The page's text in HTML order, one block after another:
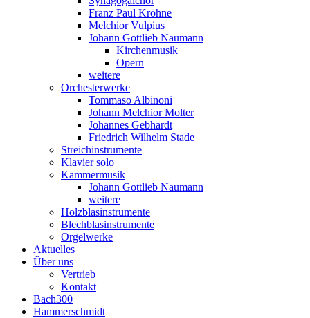
Franz Paul Kröhne
Melchior Vulpius
Johann Gottlieb Naumann
Kirchenmusik
Opern
weitere
Orchesterwerke
Tommaso Albinoni
Johann Melchior Molter
Johannes Gebhardt
Friedrich Wilhelm Stade
Streichinstrumente
Klavier solo
Kammermusik
Johann Gottlieb Naumann
weitere
Holzblasinstrumente
Blechblasinstrumente
Orgelwerke
Aktuelles
Über uns
Vertrieb
Kontakt
Bach300
Hammerschmidt